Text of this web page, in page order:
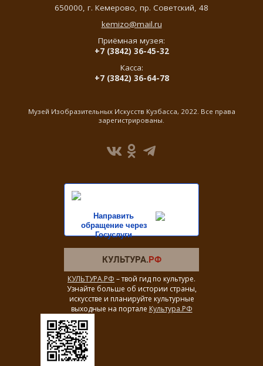
650000, г. Кемерово, пр. Советский, 48
kemizo@mail.ru
Приёмная музея:
+7 (3842) 36-45-32
Касса:
+7 (3842) 36-64-78
Музей Изобразительных Искусств Кузбасса, 2022. Все права
зарегистрированы.
Направить
обращение через
Госуслуги
КУЛЬТУРА.РФ – твой гид по культуре.
Узнайте больше об истории страны,
искусстве и планируйте культурные
выходные на портале Культура.РФ